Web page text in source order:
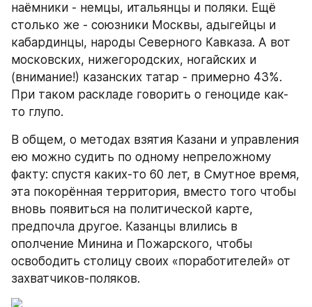
наёмники - немцы, итальянцы и поляки. Ещё
столько же - союзники Москвы, адыгейцы и
кабардинцы, народы Северного Кавказа. А вот
московских, нижегород­ских, ногайских и
(внимание!) казанских татар - примерно 43%.
При таком раскладе говорить о геноциде как-
то глупо.
В общем, о методах взятия Казани и управления
ею можно судить по одному непреложному
факту: спустя каких-то 60 лет, в Смутное время,
эта покорённая территория, вместо того чтобы
вновь появиться на политической карте,
предпочла другое. Казанцы влились в
ополчение Минина и Пожарского, чтобы
освободить столицу своих «поработителей» от
захватчиков-поляков.